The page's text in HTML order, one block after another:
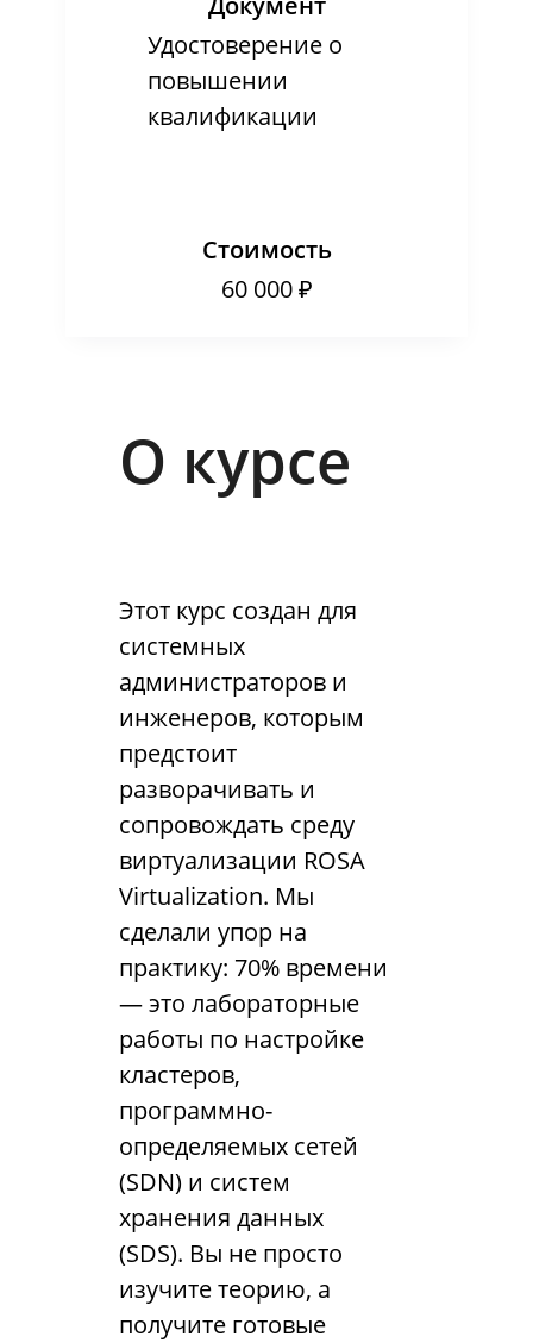
Удостоверение о
повышении
квалификации
Стоимость
60 000 ₽
О курсе
Этот курс создан для
системных
администраторов и
инженеров, которым
предстоит
разворачивать и
сопровождать среду
виртуализации ROSA
Virtualization. Мы
сделали упор на
практику: 70% времени
— это лабораторные
работы по настройке
кластеров,
программно-
определяемых сетей
(SDN) и систем
хранения данных
(SDS). Вы не просто
изучите теорию, а
получите готовые